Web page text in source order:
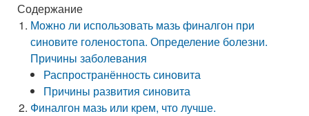
Содержание
Можно ли использовать мазь финалгон при
синовите голеностопа. Определение болезни.
Причины заболевания
Распространённость синовита
Причины развития синовита
Финалгон мазь или крем, что лучше.